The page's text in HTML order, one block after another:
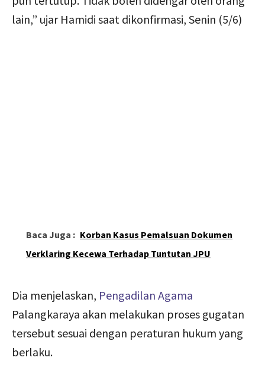
lain,” ujar Hamidi saat dikonfirmasi, Senin (5/6)
Baca Juga : Korban Kasus Pemalsuan Dokumen
Verklaring Kecewa Terhadap Tuntutan JPU
Dia menjelaskan, Pengadilan Agama
Palangkaraya akan melakukan proses gugatan
tersebut sesuai dengan peraturan hukum yang
berlaku.